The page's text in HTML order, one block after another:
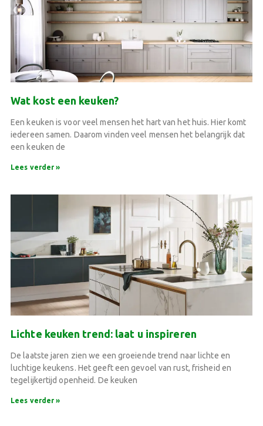
Wat kost een keuken?
Een keuken is voor veel mensen het hart van het huis. Hier komt
iedereen samen. Daarom vinden veel mensen het belangrijk dat
een keuken de
Lees verder »
Lichte keuken trend: laat u inspireren
De laatste jaren zien we een groeiende trend naar lichte en
luchtige keukens. Het geeft een gevoel van rust, frisheid en
tegelijkertijd openheid. De keuken
Lees verder »